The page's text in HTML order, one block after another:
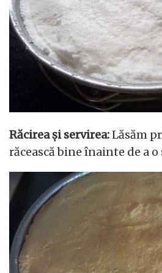
Răcirea și servirea:Lăsăm
răcească bine înainte de a o